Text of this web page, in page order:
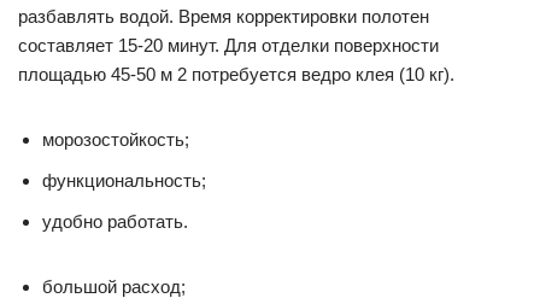
разбавлять водой. Время корректировки полотен
составляет 15-20 минут. Для отделки поверхности
площадью 45-50 м 2 потребуется ведро клея (10 кг).
морозостойкость;
функциональность;
удобно работать.
большой расход;